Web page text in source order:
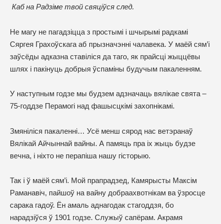
Каб на Радзіме твой свяціўся след.
Не магу не пагадзіцца з простымі і шчырымі радкамі
Сяргея Грахоўскага аб прызначэнні чалавека. У маёй сям’і
заўсёды адказна ставіліся да таго, як прайсці жыццёвы
шлях і пакінуць добрыя ўспаміны будучым пакаленням.
У наступным годзе мы будзем адзначаць вялікае свята –
75-годдзе Перамогі над фашысцкімі захопнікамі.
Змяніліся пакаленні… Усё менш сярод нас ветэранаў
Вялікай Айчыннай вайны. А памяць пра іх жыць будзе
вечна, і ніхто не перапіша нашу гісторыю.
Так і ў маёй сям’і. Мой прапрадзед, Камярысты Максім
Раманавіч, пайшоў на вайну добраахвотнікам ва ўзросце
сарака гадоў. Ён амаль аднагодак стагоддзя, бо
нарадзіўся ў 1901 годзе. Служыў сапёрам. Акрамя